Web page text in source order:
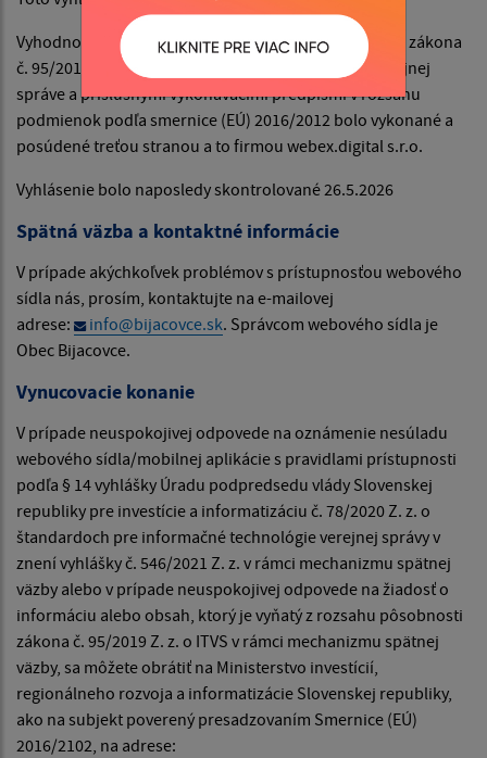
Vyhodnotenie súladu webového sídla s požiadavkami zákona
č. 95/2019 Z. z. o informačných technológiách vo verejnej
správe a príslušnými vykonávacími predpismi v rozsahu
podmienok podľa smernice (EÚ) 2016/2012 bolo vykonané a
posúdené treťou stranou a to firmou webex.digital s.r.o.
Vyhlásenie bolo naposledy skontrolované 26.5.2026
Spätná väzba a kontaktné informácie
V prípade akýchkoľvek problémov s prístupnosťou webového
sídla nás, prosím, kontaktujte na e-mailovej
adrese:
info@bijacovce.sk. Správcom webového sídla je
Obec Bijacovce.
Vynucovacie konanie
V prípade neuspokojivej odpovede na oznámenie nesúladu
webového sídla/mobilnej aplikácie s pravidlami prístupnosti
podľa § 14 vyhlášky Úradu podpredsedu vlády Slovenskej
republiky pre investície a informatizáciu č. 78/2020 Z. z. o
štandardoch pre informačné technológie verejnej správy v
znení vyhlášky č. 546/2021 Z. z. v rámci mechanizmu spätnej
väzby alebo v prípade neuspokojivej odpovede na žiadosť o
informáciu alebo obsah, ktorý je vyňatý z rozsahu pôsobnosti
zákona č. 95/2019 Z. z. o ITVS v rámci mechanizmu spätnej
väzby, sa môžete obrátiť na Ministerstvo investícií,
regionálneho rozvoja a informatizácie Slovenskej republiky,
ako na subjekt poverený presadzovaním Smernice (EÚ)
2016/2102, na adrese: